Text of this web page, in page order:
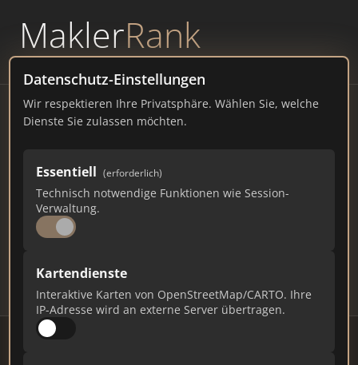
MaklerRank
powered byWAVEPOINT
Datenschutz-Einstellungen
Wir respektieren Ihre Privatsphäre. Wählen Sie, welche
Dienste Sie zulassen möchten.
Essentiell (erforderlich)
Technisch notwendige Funktionen wie Session-
Verwaltung.
Kartendienste
Interaktive Karten von OpenStreetMap/CARTO. Ihre
IP-Adresse wird an externe Server übertragen.
Immobilienmakler
Langenau – Ranking Juli
2026
BADEN-WÜRTTEMBERG
81
Makler Makler-Keywords